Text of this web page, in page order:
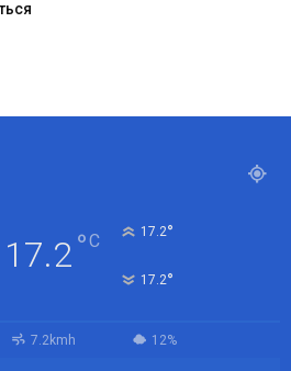
17.2°C 17.2°
17.2°
7.2kmh 12%